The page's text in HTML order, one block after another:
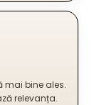
mai bine ales.
relevanța.